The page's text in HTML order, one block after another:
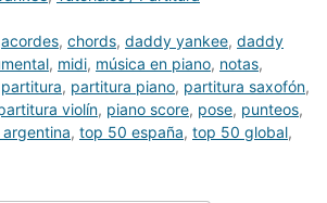
acordes, chords, daddy yankee, daddy
, midi, música en piano, notas,
partitura, partitura piano, partitura saxofón,
violín, piano score, pose, punteos,
, top 50 españa, top 50 global,